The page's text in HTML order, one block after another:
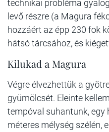
technikai probléma
levő részre (a Magura
hozzáért az épp 230 fok
hátsó tárcsához, és
Kilukad a Magura
Végre élvezhettük a
gyümölcsét. Eleinte
tempóval suhantunk, egy
méteres mélység szélén,